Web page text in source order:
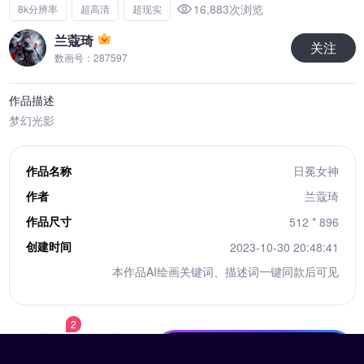
8k分辨率 超高清 超现实 16,883次浏览
兰蔻琦
数画号：287597 关注
作品描述
梦幻光影
作品名称
日冕女神
作者
兰蔻琦
作品尺寸
512 * 896
创建时间
2023-10-30 20:48:41
本作品AI绘画关键词、描述词一键同款后可见
2